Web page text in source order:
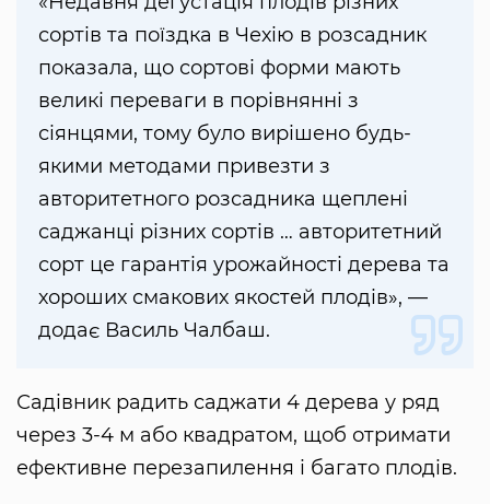
сортів та поїздка в Чехію в розсадник
показала, що сортові форми мають
великі переваги в порівнянні з
сіянцями, тому було вирішено будь-
якими методами привезти з
авторитетного розсадника щеплені
саджанці різних сортів … авторитетний
сорт це гарантія урожайності дерева та
хороших смакових якостей плодів», —
додає Василь Чалбаш.
Садівник радить саджати 4 дерева у ряд
через 3-4 м або квадратом, щоб отримати
ефективне перезапилення і багато плодів.